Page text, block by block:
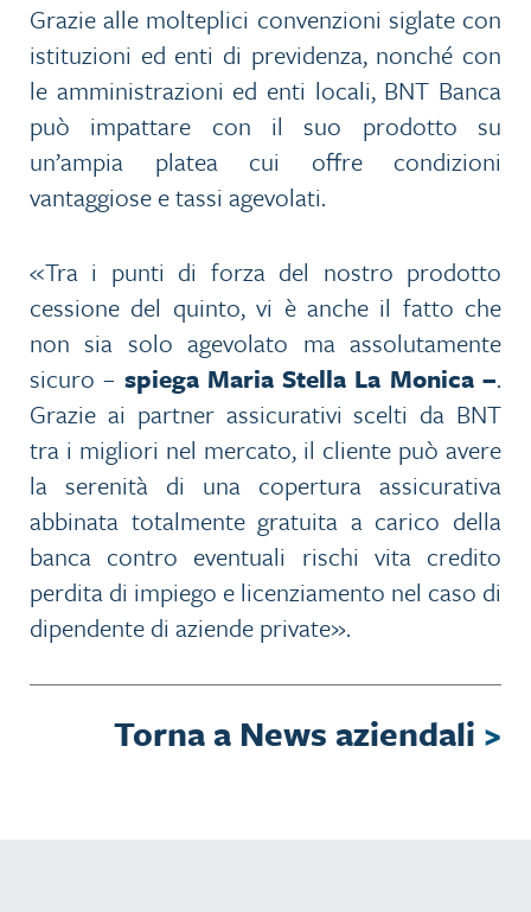
Grazie alle molteplici convenzioni siglate con
istituzioni ed enti di previdenza, nonché con
le amministrazioni ed enti locali, BNT Banca
può impattare con il suo prodotto su
un’ampia platea cui offre condizioni
vantaggiose e tassi agevolati.
«Tra i punti di forza del nostro prodotto
cessione del quinto, vi è anche il fatto che
non sia solo agevolato ma assolutamente
sicuro – spiega Maria Stella La Monica –.
Grazie ai partner assicurativi scelti da BNT
tra i migliori nel mercato, il cliente può avere
la serenità di una copertura assicurativa
abbinata totalmente gratuita a carico della
banca contro eventuali rischi vita credito
perdita di impiego e licenziamento nel caso di
dipendente di aziende private».
Torna a News aziendali >